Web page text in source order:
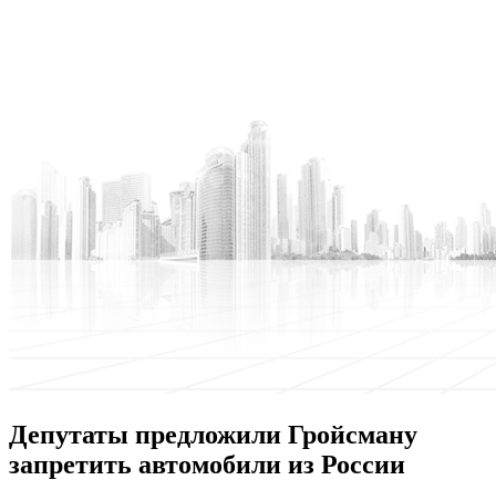
Депутаты предложили Гройсману
запретить автомобили из России